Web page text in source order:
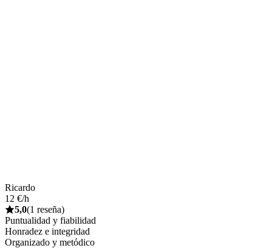
Ricardo
12 €/h
5,0(1 reseña)
Puntualidad y fiabilidad
Honradez e integridad
Organizado y metódico